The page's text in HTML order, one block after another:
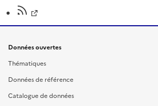
Données ouvertes
Thématiques
Données de référence
Catalogue de données